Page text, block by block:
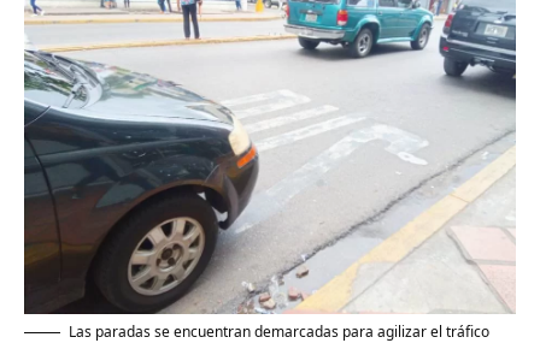
Las paradas se encuentran demarcadas para agilizar el tráfico